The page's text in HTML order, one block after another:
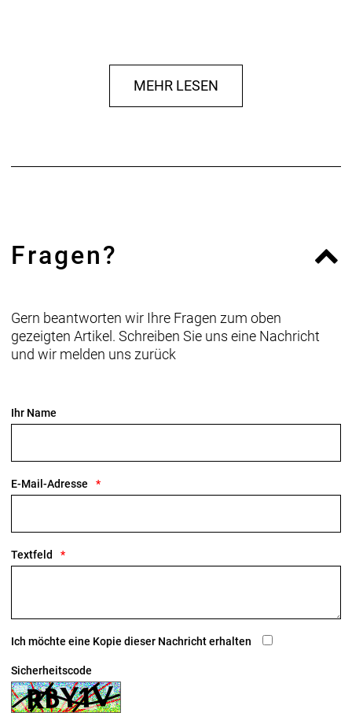
MEHR LESEN
Fragen?
Gern beantworten wir Ihre Fragen zum oben
gezeigten Artikel. Schreiben Sie uns eine Nachricht
und wir melden uns zurück
Ihr Name
E-Mail-Adresse
Textfeld
Ich möchte eine Kopie dieser Nachricht erhalten
Sicherheitscode